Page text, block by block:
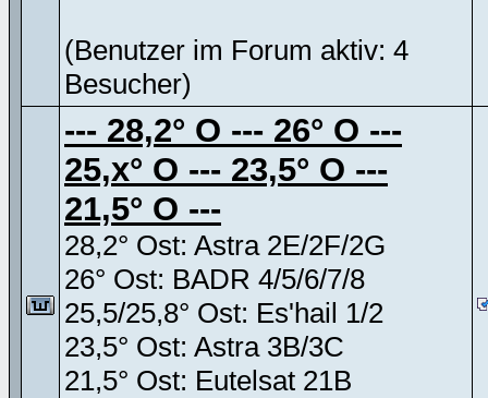
(Benutzer im Forum aktiv: 4
Besucher)
--- 28,2° O --- 26° O ---
25,x° O --- 23,5° O ---
21,5° O ---
28,2° Ost: Astra 2E/2F/2G
26° Ost: BADR 4/5/6/7/8
25,5/25,8° Ost: Es'hail 1/2
23,5° Ost: Astra 3B/3C
21,5° Ost: Eutelsat 21B